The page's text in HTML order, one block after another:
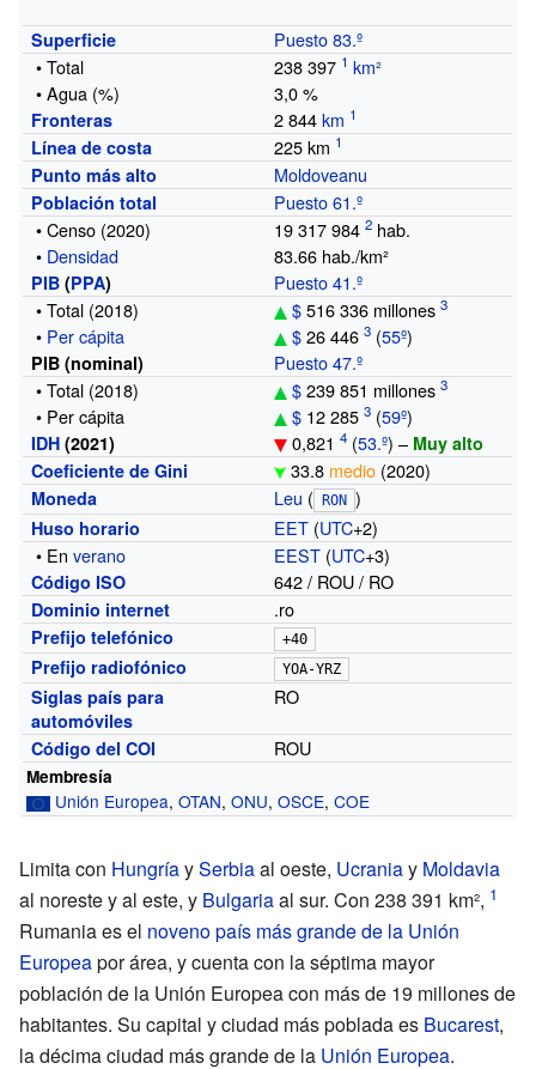
Superficie
Puesto 83.º
•Total 238 397
km²
•Agua (%) 3,0 %
Fronteras 2 844km
Línea de costa 225 km
Punto más alto Moldoveanu
Población total
Puesto 61.º
•Censo (2020) 19 317 984
hab.
• Densidad 83.66 hab./km²
PIB (PPA)
Puesto 41.º
•Total (2018) $516 336 millones
• Per cápita $26 446 (55º)
PIB (nominal)
Puesto 47.º
•Total (2018) $239 851 millones
• Per cápita $ 12 285 (59º)
IDH (2021) 0,821 (53.º) – Muy alto
Coeficiente de Gini
33.8 medio (2020)
Moneda Leu ( RON )
Huso horario EET (UTC+2)
• Enverano EEST (UTC+3)
Código ISO 642 / ROU / RO
Dominio internet .ro
Prefijo telefónico +40
Prefijo radiofónico YOA-YRZ
Siglas país para
automóviles
RO
Código del COI ROU
Membresía
Unión Europea,OTAN,ONU,OSCE,COE
Limita con HungríaySerbiaal oeste, Ucraniay Moldavia
al noreste y al este, y Bulgariaal sur. Con 238 391 km²,
Rumania es el noveno país más grande de la Unión
Europeapor área, y cuenta con la séptima mayor
población de la Unión Europea con más de 19 millones de
habitantes. Su capital y ciudad más poblada es Bucarest,
la décima ciudad más grande de la Unión Europea.